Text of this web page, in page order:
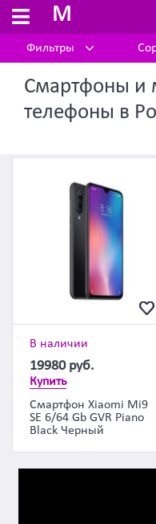
M
Фильтры
Cмартфоны и
телефоны в
В наличии
19980 руб.
Купить
Смартфон Xiaomi Mi9
SE 6/64 Gb GVR Piano
Black Черный